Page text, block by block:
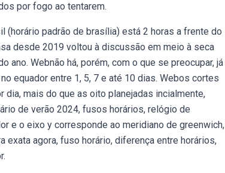
por fogo ao tentarem.
(horário padrão de brasília) está 2 horas a frente do
desde 2019 voltou à discussão em meio à seca
Webnão há, porém, com o que se preocupar, já
equador entre 1, 5, 7 e até 10 dias. Webos cortes
mais do que as oito planejadas incialmente,
de verão 2024, fusos horários, relógio de
e o eixo y corresponde ao meridiano de greenwich,
exata agora, fuso horário, diferença entre horários,